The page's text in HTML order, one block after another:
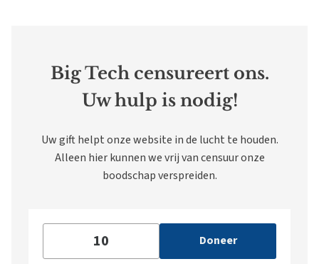
Big Tech censureert ons.
Uw hulp is nodig!
Uw gift helpt onze website in de lucht te houden.
Alleen hier kunnen we vrij van censuur onze
boodschap verspreiden.
Doneer